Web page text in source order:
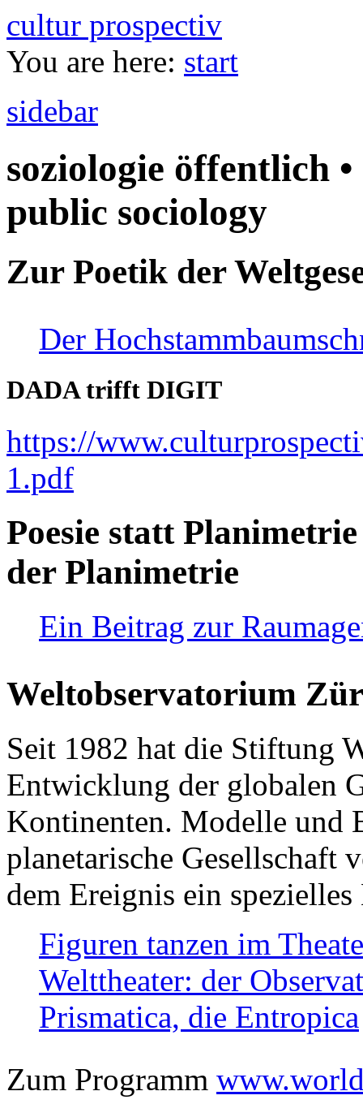
cultur prospectiv
You are here: start
sidebar
soziologie öffentlich
public sociology
Zur Poetik der
Der
DADA trifft DIGIT
https://
1.pdf
Poesie statt
der Planimetrie
Ein Beitrag zur
Weltobservatorium
Seit 1982 hat die Stiftung
Entwicklung der globalen
Kontinenten. Modelle und
planetarische Gesellschaft
dem Ereignis ein
Figuren tanzen im
Welttheater: der
Prismatica, die Entropica
Zum Programm